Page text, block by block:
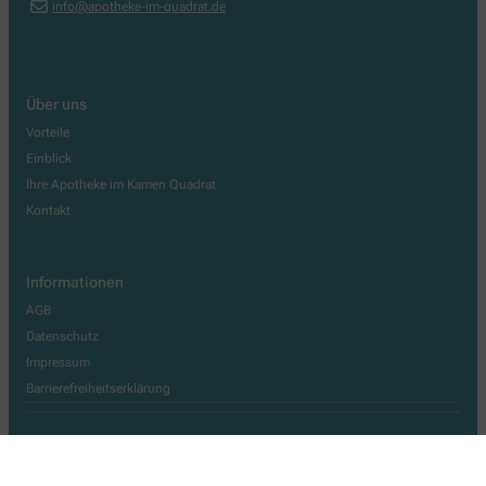
info@apotheke-im-quadrat.de
Über uns
Vorteile
Einblick
Ihre Apotheke im Kamen Quadrat
Kontakt
Informationen
AGB
Datenschutz
Impressum
Barrierefreiheitserklärung